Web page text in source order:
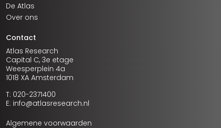
De Atlas
Over ons
Contact
Atlas Research
Capital C, 3e etage
Weesperplein 4a
1018 XA Amsterdam
T: 020-2371400
E: info@atlasresearch.nl
Algemene voorwaarden